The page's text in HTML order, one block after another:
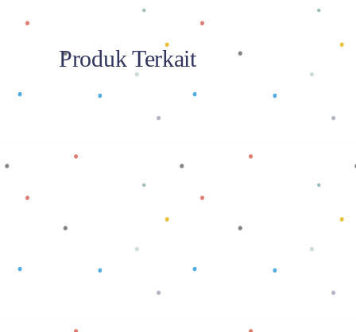
Produk Terkait
Baca selengkapnya